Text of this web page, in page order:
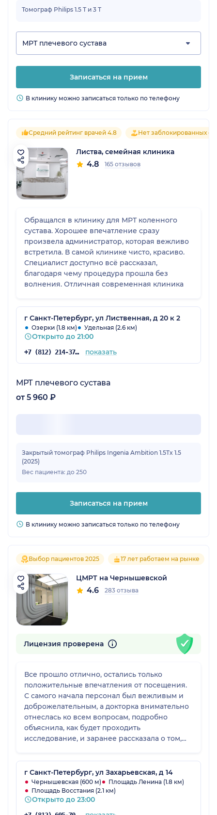
Томограф Philips 1.5 Т и 3 Т
МРТ плечевого сустава
Записаться на прием
В клинику можно записаться только по телефону
Средний рейтинг врачей 4.8 Нет заблокированных
Листва, семейная клиника
4.8 165 отзывов
Обращался в клинику для МРТ коленного
сустава. Хорошее впечатление сразу
произвела администратор, которая вежливо
встретила. В самой клинике чисто, красиво.
Специалист доступно всё рассказал,
благодаря чему процедура прошла без
волнения. Отличная современная клиника
г Санкт-Петербург, ул Лиственная, д 20 к 2
Озерки (1.8 км) Удельная (2.6 км)
Открыто до 21:00
+7 (812) 214-37-93 показать
МРТ плечевого сустава
от 5 960 ₽
Закрытый томограф Philips Ingenia Ambition 1.5Tx 1.5
(2025)
Вес пациента: до 250
Записаться на прием
В клинику можно записаться только по телефону
Выбор пациентов 2025 17 лет работаем на рынке
ЦМРТ на Чернышевской
4.6 283 отзыва
Лицензия проверена
Все прошло отлично, остались только
положительные впечатления от посещения.
С самого начала персонал был вежливым и
доброжелательным, а докторка внимательно
отнеслась ко всем вопросам, подробно
объяснила, как будет проходить
исследование, и заранее рассказала о том,
Благодаря этому я чувствовала себя
спокойно и уверенно. Само МРТ прошло
достаточно комфортно. Исследование
проводилось с заездом головой в аппарат,
поэтому немного переживала заранее, но на
практике все оказалось гораздо проще, чем я
г Санкт-Петербург, ул Захарьевская, д 14
Чернышевская (600 м)
Площадь Ленина (1.8 км)
Площадь Восстания (2.1 км)
Открыто до 23:00